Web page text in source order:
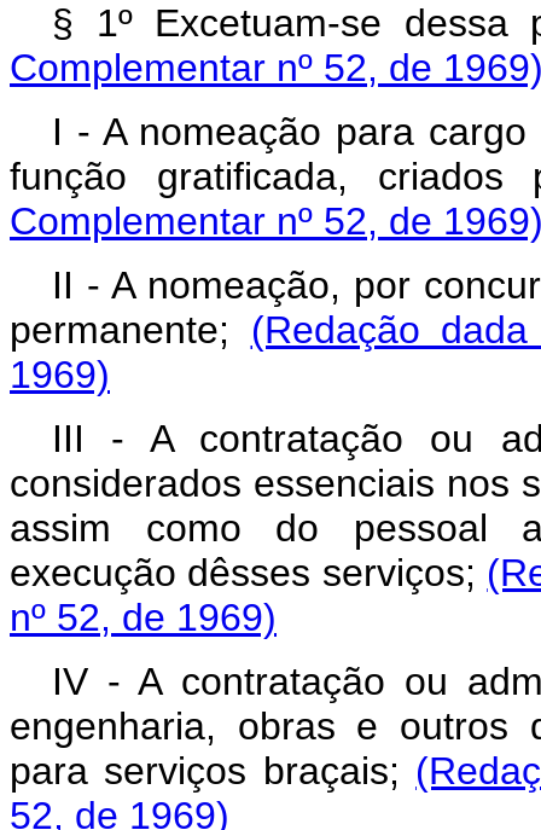
§ 1º Excetuam‑se dessa
Complementar nº 52, de
I ‑ A nomeação para
função gratificada,
Complementar nº 52, de
II - A nomeação, por
permanente; (Redação
1969)
III ‑ A contratação ou
considerados essenciais nos
assim como do pessoal
execução dêsses serviços;
nº 52, de 1969)
IV ‑ A contratação ou
engenharia, obras e outros
para serviços braçais;
52, de 1969)